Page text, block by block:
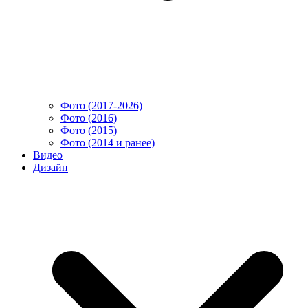
Фото (2017-2026)
Фото (2016)
Фото (2015)
Фото (2014 и ранее)
Видео
Дизайн